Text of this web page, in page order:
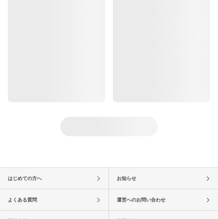
はじめての方へ お知らせ
よくある質問 運営へのお問い合わせ